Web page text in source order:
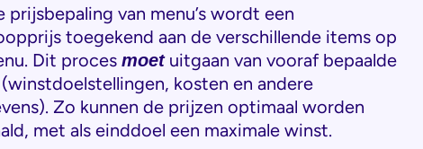
prijsbepaling van menu’s wordt een
toegekend aan de verschillende items op
Dit procesmoetuitgaan van vooraf bepaalde
(winstdoelstellingen, kosten en andere
Zo kunnen de prijzen optimaal worden
met als einddoel een maximale winst.